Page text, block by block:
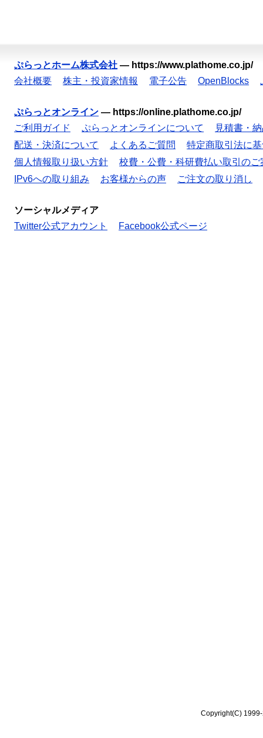
ぷらっとホーム株式会社 — https://www.plathome.co.jp/
会社概要
株主・投資家情報 電子公告 OpenBlocks
ぷらっとオンライン — https://online.plathome.co.jp/
ご利用ガイド
ぷらっとオンラインについて
見積書・
配送・決済について
よくあるご質問
特定商取引法に
個人情報取り扱い方針
校費・公費・科研費払い取引のご
IPv6への取り組み
お客様からの声 ご注文の取り消し
ソーシャルメディア
Twitter公式アカウント
Facebook公式ページ
Copyright(C)